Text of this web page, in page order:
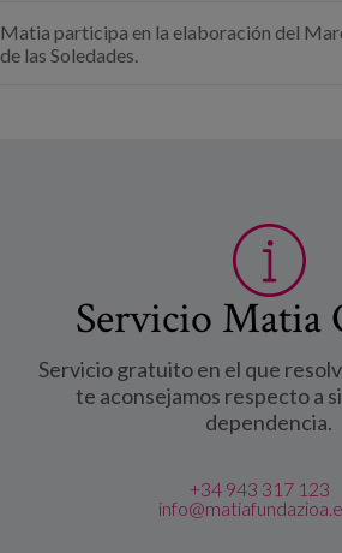
Matia participa en la elaboración del
de las Soledades.
Servicio Matia
Servicio gratuito en el que
te aconsejamos respecto a
dependencia.
+34 943 317 123